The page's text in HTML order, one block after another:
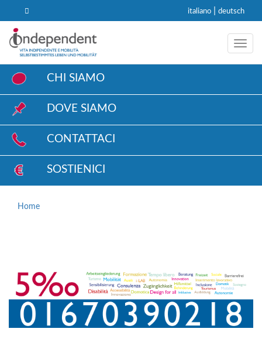
italiano deutsch
CHI SIAMO
DOVE SIAMO
CONTATTACI
SOSTIENICI
Home